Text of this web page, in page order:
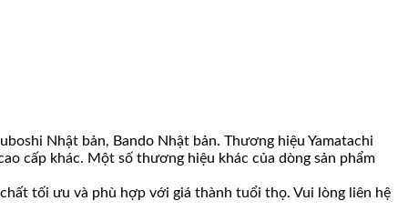
Nhật bản, Bando Nhật bản. Thương hiệu Yamatachi
cấp khác. Một số thương hiệu khác của dòng sản phẩm
tối ưu và phù hợp với giá thành tuổi thọ. Vui lòng liên hệ